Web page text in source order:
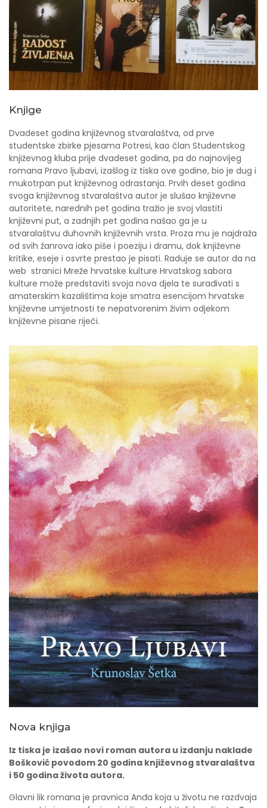
Knjige
Dvadeset godina književnog stvaralaštva, od prve
studentske zbirke pjesama Potresi, kao član Studentskog
književnog kluba prije dvadeset godina, pa do najnovijeg
romana Pravo ljubavi, izašlog iz tiska ove godine, bio je dug i
mukotrpan put književnog odrastanja. Prvih deset godina
svoga književnog stvaralaštva autor je slušao književne
autoritete, narednih pet godina tražio je svoj vlastiti
književni put, a zadnjih pet godina našao ga je u
stvaralaštvu duhovnih književnih vrsta. Proza mu je najdraža
od svih žanrova iako piše i poeziju i dramu, dok književne
kritike, eseje i osvrte prestao je pisati. Raduje se autor da na
web stranici Mreže hrvatske kulture Hrvatskog sabora
kulture može predstaviti svoja nova djela te surađivati s
amaterskim kazalištima koje smatra esencijom hrvatske
književne umjetnosti te nepatvorenim živim odjekom
književne pisane riječi.
Nova knjiga
Iz tiska je izašao novi roman autora u izdanju naklade
Bošković povodom 20 godina književnog stvaralaštva
i 50 godina života autora.
Glavni lik romana je pravnica Anđa koja u životu ne razdvaja